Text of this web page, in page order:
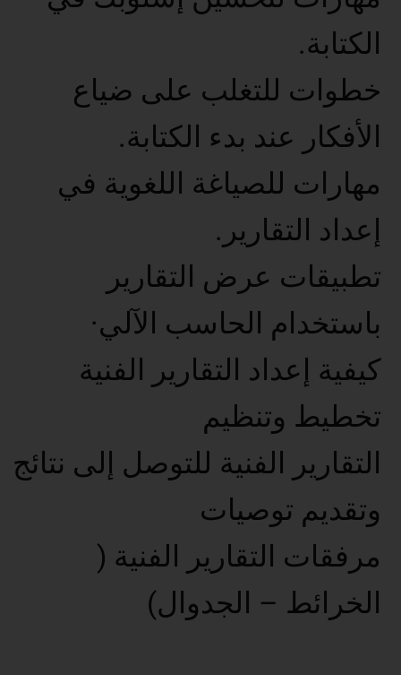
الكتابة.
خطوات للتغلب على ضياع
الأفكار عند بدء الكتابة.
مهارات للصياغة اللغوية في
إعداد التقارير.
تطبيقات عرض التقارير
باستخدام الحاسب الآلي·
كيفية إعداد التقارير الفنية
تخطيط وتنظيم
التقارير الفنية للتوصل إلى نتائج
وتقديم توصيات
مرفقات التقارير الفنية (
الخرائط – الجدوال)